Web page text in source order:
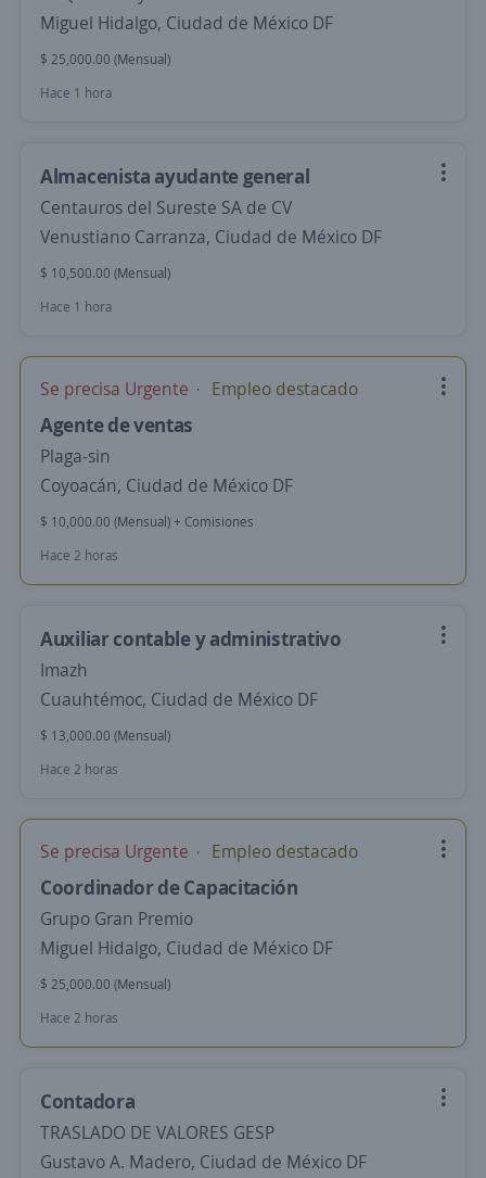
Miguel Hidalgo, Ciudad de México DF
$ 25,000.00 (Mensual)
Hace 1 hora
Almacenista ayudante general
Centauros del Sureste SA de CV
Venustiano Carranza, Ciudad de México DF
$ 10,500.00 (Mensual)
Hace 1 hora
Se precisa Urgente Empleo destacado
Agente de ventas
Plaga-sin
Coyoacán, Ciudad de México DF
$ 10,000.00 (Mensual) + Comisiones
Hace 2 horas
Auxiliar contable y administrativo
Imazh
Cuauhtémoc, Ciudad de México DF
$ 13,000.00 (Mensual)
Hace 2 horas
Se precisa Urgente Empleo destacado
Coordinador de Capacitación
Grupo Gran Premio
Miguel Hidalgo, Ciudad de México DF
$ 25,000.00 (Mensual)
Hace 2 horas
Contadora
TRASLADO DE VALORES GESP
Gustavo A. Madero, Ciudad de México DF